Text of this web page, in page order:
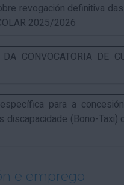
revogación definitiva
2025/2026
DA CONVOCATORIA DE
específica para a
(Bono-Taxi)
e emprego